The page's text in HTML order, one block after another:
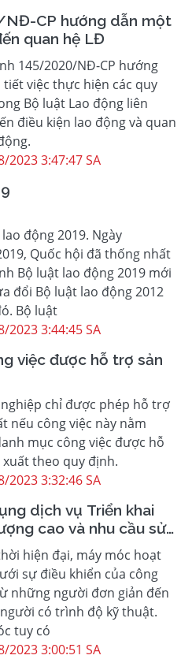
CP hướng dẫn một
quan hệ LĐ
145/2020/NĐ-CP hướng
tiết việc thực hiện các quy
Bộ luật Lao động liên
điều kiện lao động và quan
2023 3:47:47 SA
động 2019. Ngày
Quốc hội đã thống nhất
Bộ luật lao động 2019 mới
đổi Bộ luật lao động 2012
Bộ luật
2023 3:44:45 SA
việc được hỗ trợ sản
chỉ được phép hỗ trợ
nếu công việc này nằm
mục công việc được hỗ
theo quy định.
2023 3:32:46 SA
dịch vụ Triển khai
và nhu cầu sử
độ chuyên môn cao
hiện đại, máy móc hoạt
sự điều khiển của công
những người đơn giản đến
có trình độ kỹ thuật.
tuy có
2023 3:00:51 SA